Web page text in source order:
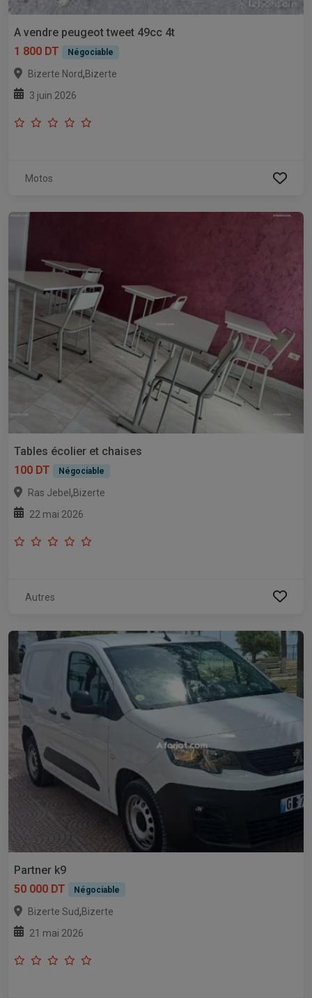
A vendre peugeot tweet 49cc 4t
1 800 DT
Négociable
Bizerte Nord,Bizerte
3 juin 2026
Motos
Tables écolier et chaises
100 DT
Négociable
Ras Jebel ,Bizerte
22 mai 2026
Autres
Partner k9
50 000 DT
Négociable
Bizerte Sud,Bizerte
21 mai 2026